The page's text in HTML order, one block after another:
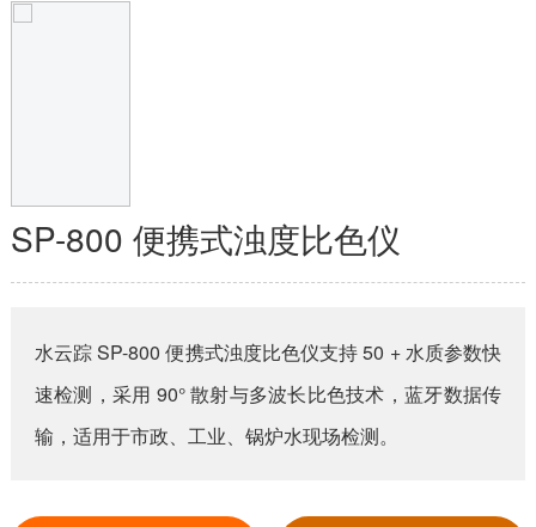
SP-800 便携式浊度比色仪
水云踪 SP-800 便携式浊度比色仪支持 50 + 水质参数快
速检测，采用 90° 散射与多波长比色技术，蓝牙数据传
输，适用于市政、工业、锅炉水现场检测。